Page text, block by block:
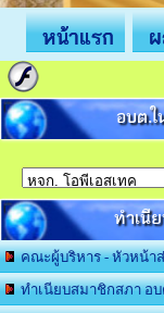
หน้าแรก
อบต.
ทำเนี
คณะผู้บริหาร - หัวหน้า
ทำเนียบสมาชิกสภา อบ